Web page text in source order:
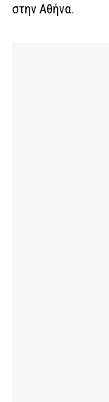
στην Αθήνα.